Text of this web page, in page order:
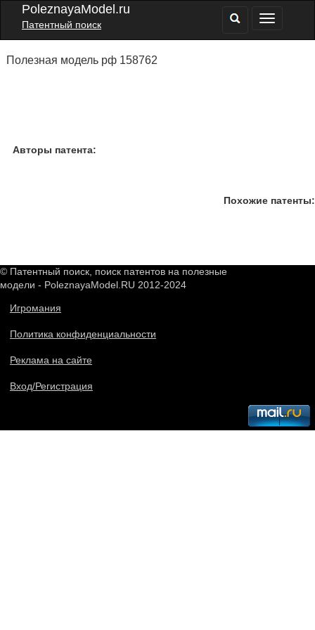
PoleznayaModel.ru
Патентный поиск
Полезная модель рф 158762
Авторы патента:
Похожие патенты:
© Патентный поиск, поиск патентов на полезные
модели - PoleznayaModel.RU 2012-2024
Игромания
Политика конфиденциальности
Реклама на сайте
Вход/Регистрация